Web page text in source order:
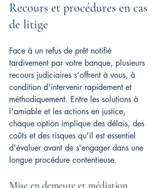
Recours et procédures en cas
de litige
Face à un refus de prêt notifié
tardivement par votre banque, plusieurs
recours judiciaires s'offrent à vous, à
condition d'intervenir rapidement et
méthodiquement. Entre les solutions à
l'amiable et les actions en justice,
chaque option implique des délais, des
coûts et des risques qu'il est essentiel
d'évaluer avant de s'engager dans une
longue procédure contentieuse.
Mise en demeure et médiation